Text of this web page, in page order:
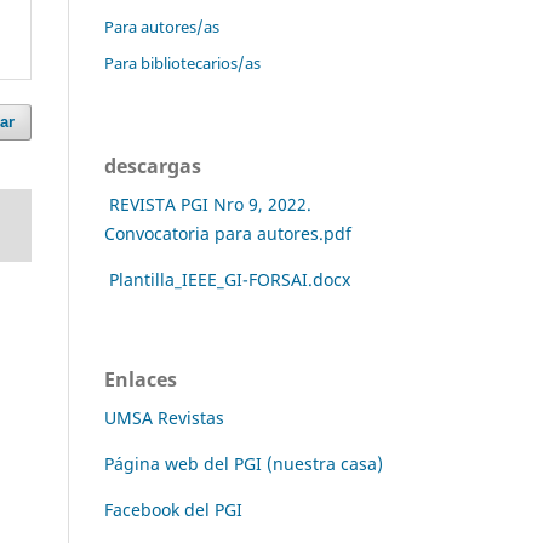
Para autores/as
Para bibliotecarios/as
descargas
REVISTA PGI Nro 9, 2022.
Convocatoria para autores.pdf
Plantilla_IEEE_GI-FORSAI.docx
Enlaces
UMSA Revistas
Página web del PGI (nuestra casa)
Facebook del PGI